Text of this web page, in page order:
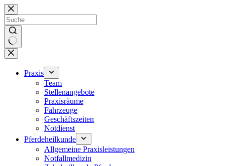
Zum
Inhalt
springen
Keine
Ergebnisse
Praxis
Team
Stellenangebote
Praxisräume
Fahrzeuge
Geschäftszeiten
Notdienst
Pferdeheilkunde
Allgemeine Praxisleistungen
Notfallmedizin